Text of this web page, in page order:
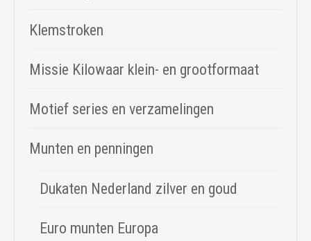
Klemstroken
Missie Kilowaar klein- en grootformaat
Motief series en verzamelingen
Munten en penningen
Dukaten Nederland zilver en goud
Euro munten Europa